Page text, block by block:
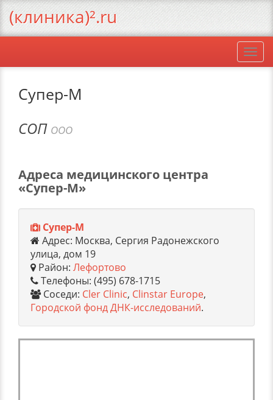
Супер-М
СОП ООО
Адреса медицинского центра
«Супер-М»
Супер-М
Адрес: Москва, Сергия Радонежского
улица, дом 19
Район: Лефортово
Телефоны: (495) 678-1715
Соседи: Cler Clinic, Clinstar Europe,
Городской фонд ДНК-исследований.
(клиника)².ru